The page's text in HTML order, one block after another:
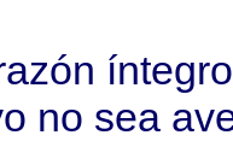
íntegro
no sea